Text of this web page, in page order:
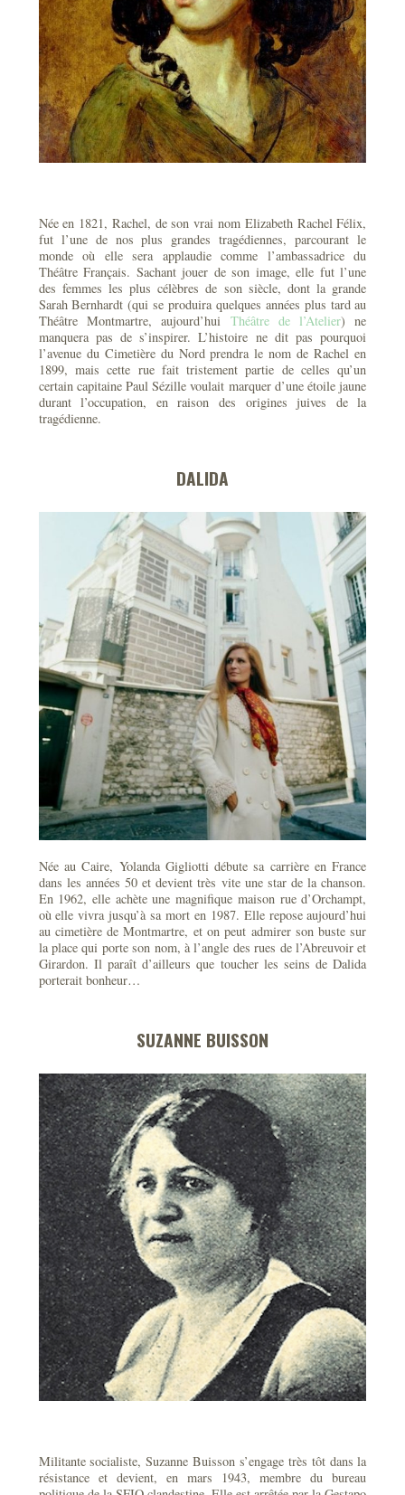
Née en 1821, Rachel, de son vrai nom Elizabeth Rachel Félix,
fut l’une de nos plus grandes tragédiennes, parcourant le
monde où elle sera applaudie comme l’ambassadrice du
Théâtre Français. Sachant jouer de son image, elle fut l’une
des femmes les plus célèbres de son siècle, dont la grande
Sarah Bernhardt (qui se produira quelques années plus tard au
Théâtre Montmartre, aujourd’hui Théâtre de l’Atelier) ne
manquera pas de s’inspirer. L’histoire ne dit pas pourquoi
l’avenue du Cimetière du Nord prendra le nom de Rachel en
1899, mais cette rue fait tristement partie de celles qu’un
certain capitaine Paul Sézille voulait marquer d’une étoile jaune
durant l’occupation, en raison des origines juives de la
tragédienne.
DALIDA
Née au Caire, Yolanda Gigliotti débute sa carrière en France
dans les années 50 et devient très vite une star de la chanson.
En 1962, elle achète une magnifique maison rue d’Orchampt,
où elle vivra jusqu’à sa mort en 1987. Elle repose aujourd’hui
au cimetière de Montmartre, et on peut admirer son buste sur
la place qui porte son nom, à l’angle des rues de l’Abreuvoir et
Girardon. Il paraît d’ailleurs que toucher les seins de Dalida
porterait bonheur…
SUZANNE BUISSON
Militante socialiste, Suzanne Buisson s’engage très tôt dans la
résistance et devient, en mars 1943, membre du bureau